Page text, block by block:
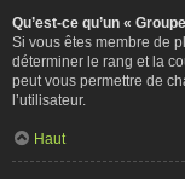
Qu’est-ce qu’un «
Si vous êtes membre de
déterminer le rang et la
peut vous permettre de
l’utilisateur.
Haut